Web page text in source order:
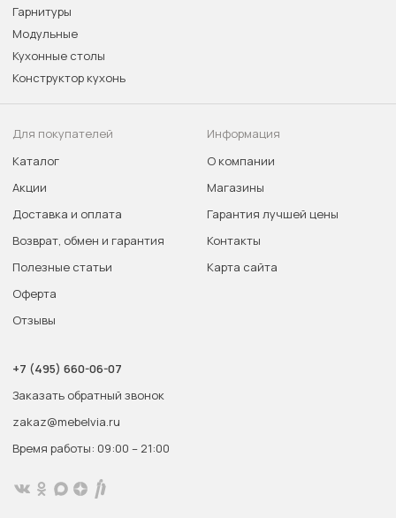
Гарнитуры
Модульные
Кухонные столы
Конструктор кухонь
Для покупателей
Каталог
Акции
Доставка и оплата
Возврат, обмен и гарантия
Полезные статьи
Оферта
Отзывы
Информация
О компании
Магазины
Гарантия лучшей цены
Контакты
Карта сайта
+7 (495) 660-06-07
Заказать обратный звонок
zakaz@mebelvia.ru
Время работы: 09:00 – 21:00